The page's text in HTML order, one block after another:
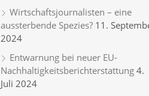
Wirtschaftsjournalisten – eine
aussterbende Spezies? 11.
2024
Entwarnung bei neuer EU-
Nachhaltigkeitsberichterstattung 4.
Juli 2024